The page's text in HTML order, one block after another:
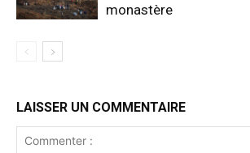
monastère
LAISSER UN COMMENTAIRE